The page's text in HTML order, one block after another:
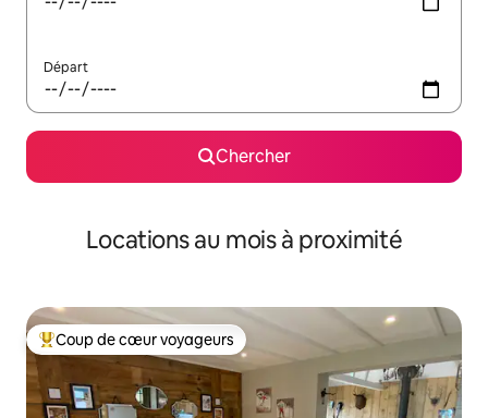
Départ
Chercher
Locations au mois à proximité
Coup de cœur voyageurs parmi les plus aimés
Coup de cœur voyageurs